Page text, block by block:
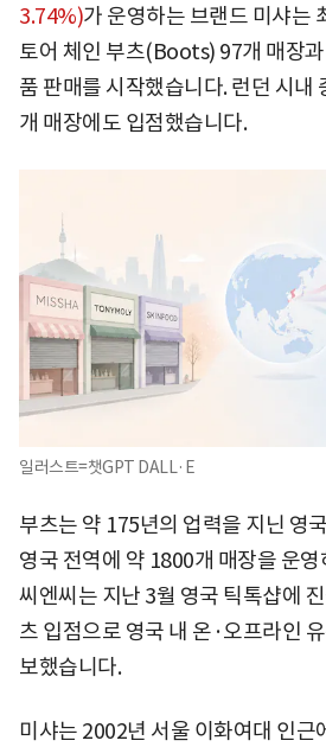
3.74%)가 운영하는 브랜드 미샤는
토어 체인 부츠(Boots) 97개 매장과
품 판매를 시작했습니다. 런던 시내
개 매장에도 입점했습니다.
일러스트=챗GPT DALL·E
부츠는 약 175년의 업력을 지닌 영
영국 전역에 약 1800개 매장을 운
씨엔씨는 지난 3월 영국 틱톡샵에
츠 입점으로 영국 내 온·오프라인
보했습니다.
미샤는 2002년 서울 이화여대 인근